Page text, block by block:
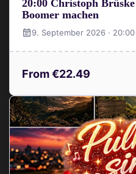
20:00 Christoph
Boomer machen
9. September 2026 · 20:00
From €22.49